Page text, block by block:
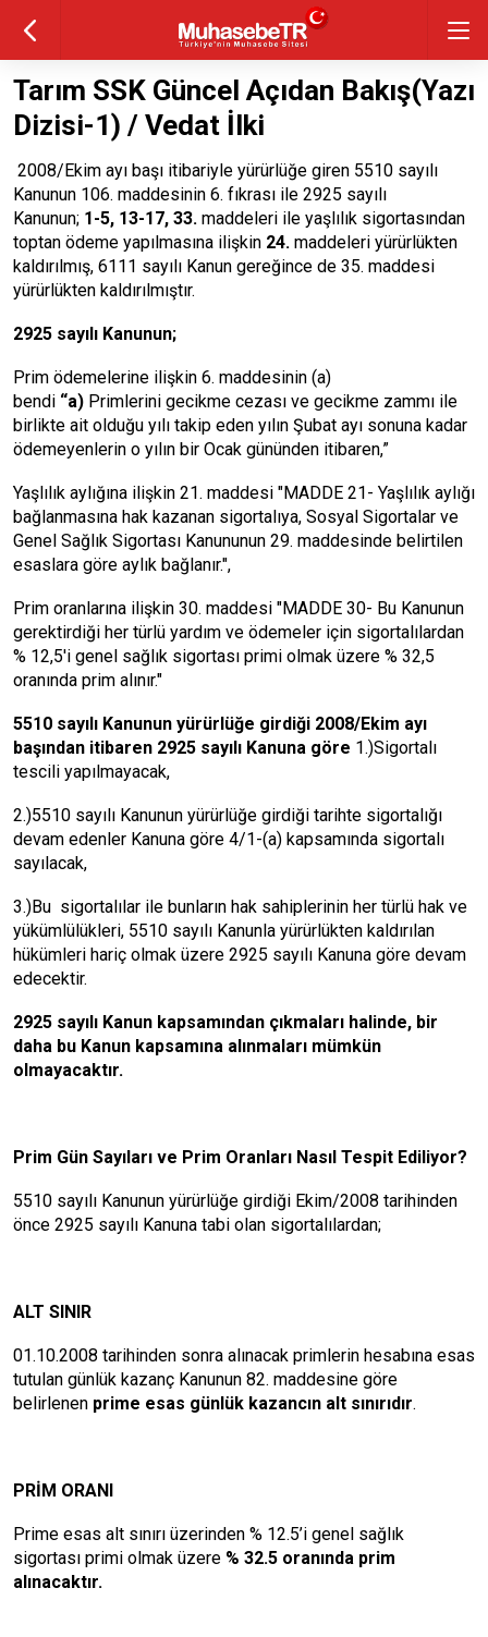
Tarım SSK Güncel Açıdan Bakış(Yazı
Dizisi-1) / Vedat İlki
2008/Ekim ayı başı itibariyle yürürlüğe giren 5510 sayılı
Kanunun 106. maddesinin 6. fıkrası ile 2925 sayılı
Kanunun; 1-5, 13-17, 33. maddeleri ile yaşlılık sigortasından
toptan ödeme yapılmasına ilişkin 24. maddeleri yürürlükten
kaldırılmış, 6111 sayılı Kanun gereğince de 35. maddesi
yürürlükten kaldırılmıştır.
2925 sayılı Kanunun;
Prim ödemelerine ilişkin 6. maddesinin (a)
bendi “a) Primlerini gecikme cezası ve gecikme zammı ile
birlikte ait olduğu yılı takip eden yılın Şubat ayı sonuna kadar
ödemeyenlerin o yılın bir Ocak gününden itibaren,”
Yaşlılık aylığına ilişkin 21. maddesi "MADDE 21- Yaşlılık aylığı
bağlanmasına hak kazanan sigortalıya, Sosyal Sigortalar ve
Genel Sağlık Sigortası Kanununun 29. maddesinde belirtilen
esaslara göre aylık bağlanır.",
Prim oranlarına ilişkin 30. maddesi "MADDE 30- Bu Kanunun
gerektirdiği her türlü yardım ve ödemeler için sigortalılardan
% 12,5'i genel sağlık sigortası primi olmak üzere % 32,5
oranında prim alınır."
5510 sayılı Kanunun yürürlüğe girdiği 2008/Ekim ayı
başından itibaren 2925 sayılı Kanuna göre 1.)Sigortalı
tescili yapılmayacak,
2.)5510 sayılı Kanunun yürürlüğe girdiği tarihte sigortalığı
devam edenler Kanuna göre 4/1-(a) kapsamında sigortalı
sayılacak,
3.)Bu sigortalılar ile bunların hak sahiplerinin her türlü hak ve
yükümlülükleri, 5510 sayılı Kanunla yürürlükten kaldırılan
hükümleri hariç olmak üzere 2925 sayılı Kanuna göre devam
edecektir.
2925 sayılı Kanun kapsamından çıkmaları halinde, bir
daha bu Kanun kapsamına alınmaları mümkün
olmayacaktır.
Prim Gün Sayıları ve Prim Oranları Nasıl Tespit Ediliyor?
5510 sayılı Kanunun yürürlüğe girdiği Ekim/2008 tarihinden
önce 2925 sayılı Kanuna tabi olan sigortalılardan;
ALT SINIR
01.10.2008 tarihinden sonra alınacak primlerin hesabına esas
tutulan günlük kazanç Kanunun 82. maddesine göre
belirlenen prime esas günlük kazancın alt sınırıdır.
PRİM ORANI
Prime esas alt sınırı üzerinden % 12.5’i genel sağlık
sigortası primi olmak üzere % 32.5 oranında prim
alınacaktır.